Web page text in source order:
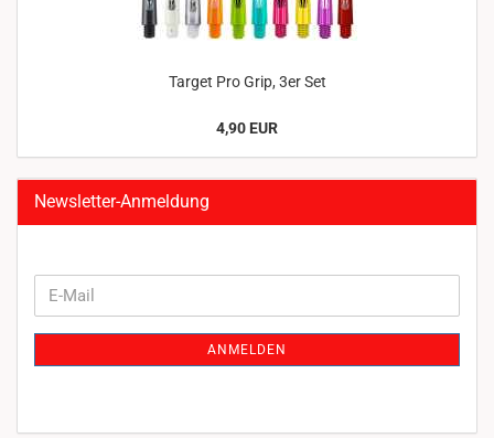
Target Pro Grip, 3er Set
4,90 EUR
Newsletter-Anmeldung
WEITER
ZUR
NEWSLETTER-
E-
Mail
ANMELDEN